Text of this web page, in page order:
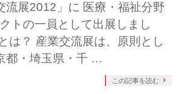
流展2012」に 医療・福祉分野
トの一員として出展しまし
は？ 産業交流展は、原則とし
都・埼玉県・千 …
この記事を読む